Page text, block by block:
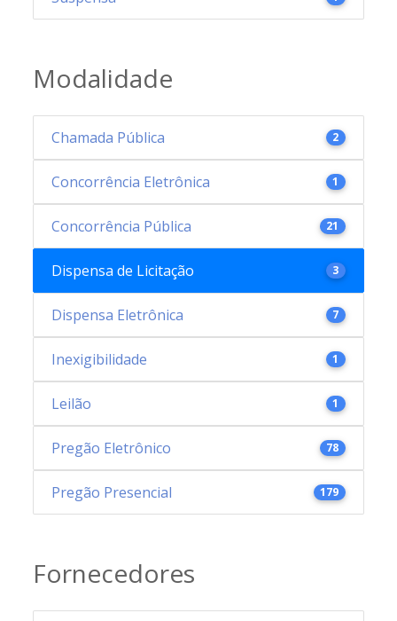
Modalidade
Chamada Pública 2
Concorrência Eletrônica 1
Concorrência Pública 21
Dispensa de Licitação 3
Dispensa Eletrônica 7
Inexigibilidade 1
Leilão 1
Pregão Eletrônico 78
Pregão Presencial 179
Fornecedores